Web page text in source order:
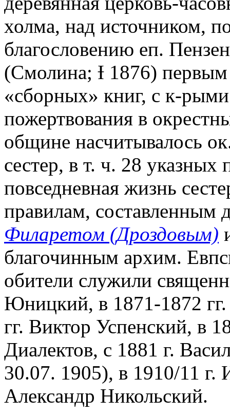
холма, над источником,
благословению еп.
(Смолина; Ɨ 1876)
«сборных» книг, с к-
пожертвования в
общине насчитывалось
сестер, в т. ч. 28
повседневная жизнь
правилам, составленным
Филаретом (Дроздовым)
благочинным архим.
обители служили
Юницкий, в 1871-1872
гг. Виктор Успенский, в
Диалектов, с 1881 г.
30.07. 1905), в 1910/11 г.
Александр Никольский.